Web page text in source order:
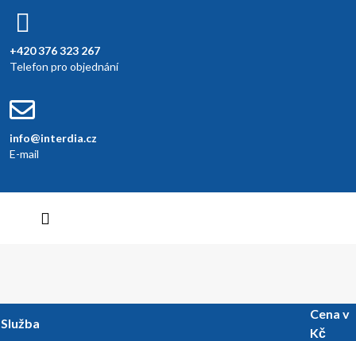
+420 376 323 267
Telefon pro objednání
info@interdia.cz
E-mail
Služba
Cena v
Kč